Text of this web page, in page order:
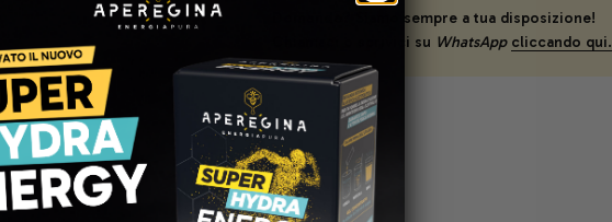
Siamo sempre a tua disposizione!
Chiamaci o scrivici su WhatsApp cliccando qui.